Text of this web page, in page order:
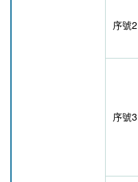
序號2
序號3